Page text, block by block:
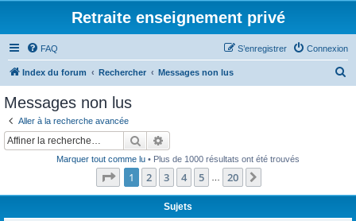
Retraite enseignement privé
FAQ Connexion
S’enregistrer
Index du forum Rechercher Messages non lus
Messages non lus
Aller à la recherche avancée
Rechercher
Marquer tout comme lu • Plus de 1000 résultats ont été trouvés
Page 1sur20
1 2 3 4 5 20
Sujets